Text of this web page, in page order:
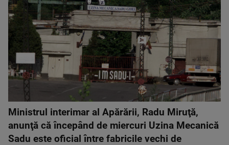
Ministrul interimar al Apărării, Radu Miruţă,
anunţă că începând de miercuri Uzina Mecanică
Sadu este oficial între fabricile vechi de